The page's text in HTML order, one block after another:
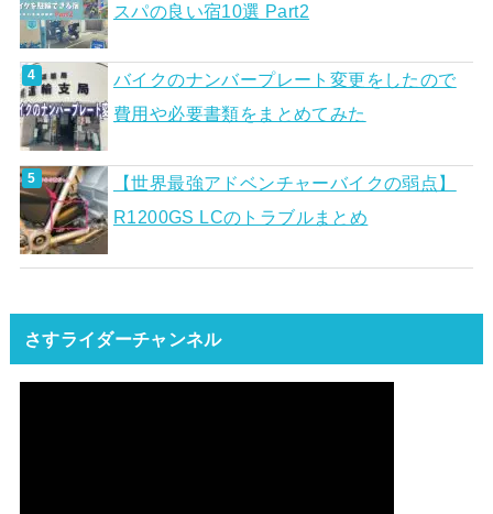
スパの良い宿10選 Part2
バイクのナンバープレート変更をしたので
費用や必要書類をまとめてみた
【世界最強アドベンチャーバイクの弱点】
R1200GS LCのトラブルまとめ
さすライダーチャンネル